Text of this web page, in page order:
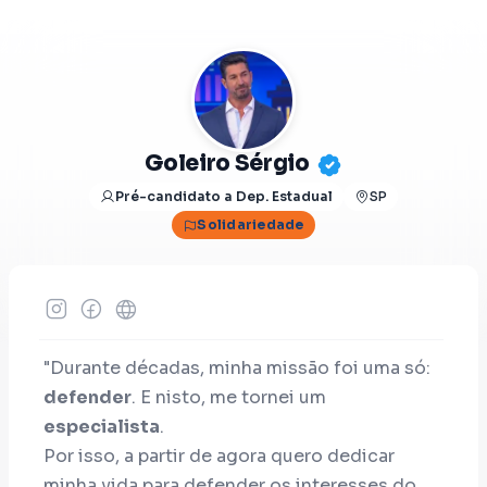
Goleiro Sérgio
Pré-candidato a Dep. Estadual
SP
Solidariedade
"Durante décadas, minha missão foi uma só:
defender. E nisto, me tornei um
especialista.
Por isso, a partir de agora quero dedicar